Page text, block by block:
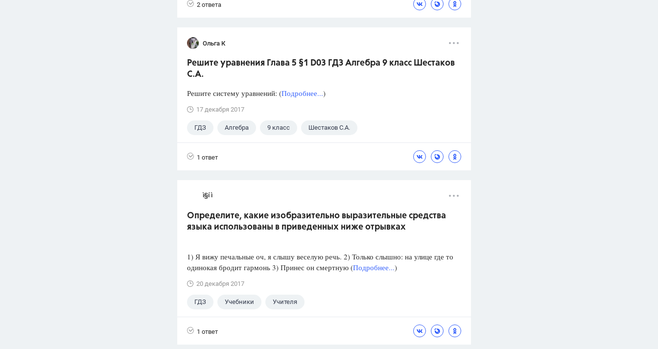
2 ответа
Ольга К
Решите уравнения Глава 5 §1 D03 ГДЗ Алгебра 9 класс Шестаков
С.А.
Решите систему уравнений: (Подробнее...)
17 декабря 2017
ГДЗ Алгебра 9 класс Шестаков С.А.
1 ответ
ì§í ì 
Определите, какие изобразительно выразительные средства
языка использованы в приведенных ниже отрывках
1) Я вижу печальные оч, я слышу веселую речь. 2) Только слышно: на улице где то
одинокая бродит гармонь 3) Принес он смертную (Подробнее...)
20 декабря 2017
ГДЗ Учебники Учителя
1 ответ